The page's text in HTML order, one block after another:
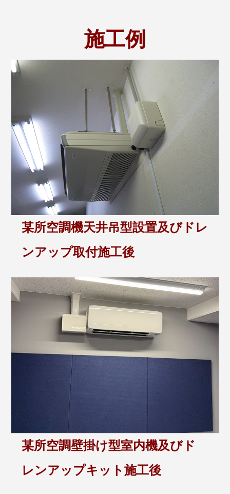
施工例
某所空調機天井吊型設置及びドレ
ンアップ取付施工後
某所空調壁掛け型室内機及びド
レンアップキット施工後